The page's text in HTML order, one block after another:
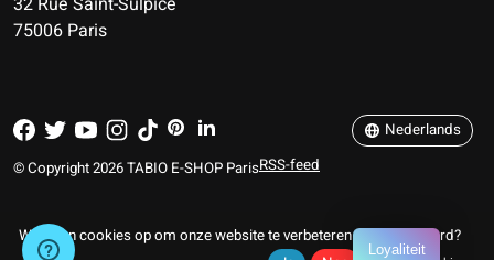
75006 Paris
© Copyright 2026 TABIO E-SHOP ParisRSS-feed
Nederlands
Wij slaan cookies op om onze website te verbeteren. Is dat akkoord?
Loyaliteit